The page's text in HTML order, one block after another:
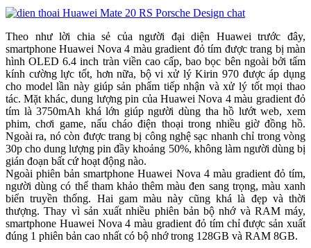
Theo như lời chia sẻ của người đại diện Huawei trước đây,
smartphone Huawei Nova 4 màu gradient đỏ tím được trang bị màn
hình OLED 6.4 inch tràn viền cao cấp, bao bọc bên ngoài bởi tấm
kính cường lực tốt, hơn nữa, bộ vi xử lý Kirin 970 được áp dụng
cho model lần này giúp sản phẩm tiếp nhận và xử lý tốt mọi thao
tác. Mặt khác, dung lượng pin của Huawei Nova 4 màu gradient đỏ
tím là 3750mAh khá lớn giúp người dùng tha hồ lướt web, xem
phim, chơi game, nấu cháo điện thoại trong nhiều giờ đồng hồ.
Ngoài ra, nó còn được trang bị công nghệ sạc nhanh chỉ trong vòng
30p cho dung lượng pin đầy khoảng 50%, không làm người dùng bị
gián đoạn bất cứ hoạt động nào.
Ngoài phiên bản smartphone Huawei Nova 4 màu gradient đỏ tím,
người dùng có thể tham khảo thêm màu đen sang trọng, màu xanh
biển truyền thống. Hai gam màu này cũng khá là đẹp và thời
thượng. Thay vì sản xuất nhiều phiên bản bộ nhớ và RAM máy,
smartphone Huawei Nova 4 màu gradient đỏ tím chỉ được sản xuất
đúng 1 phiên bản cao nhất có bộ nhớ trong 128GB và RAM 8GB.